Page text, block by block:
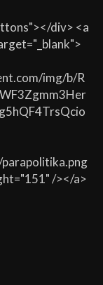
div> <a
img/b/R
/></a>